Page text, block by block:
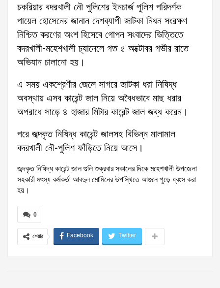
চকরিয়ার বদরখালী নৌ পুলিশের ইনচার্জ পুলিশ পরিদর্শক
পায়েল হোসেনের জানান দেশব্যাপী জাটকা নিধন সংরক্ষণ
নিশ্চিত করণের অংশ হিসেবে গোপন সংবাদের ভিত্তিতে
বদরখালী-মহেশখালী চ্যানেলে গত ৫ অক্টোবর গভীর রাতে
অভিযান চালানো হয়।
এ সময় একশ্রেণীর জেলে সাগরে জাটকা ধরা নিষিদ্ধ
অবস্থায় এসব কারেন্ট জাল নিয়ে অবৈধভাবে মাছ ধরার
অপরাধে সাড়ে ৪ হাজার মিটার কারেন্ট জাল জব্ধ করেন।
পরে জব্দকৃত নিষিদ্ধ কারেন্ট জালসহ বিভিন্ন মালামাল
বদরখালী নৌ-পুলিশ ফাঁড়িতে নিয়ে আসে।
জব্দকৃত নিষিদ্ধ কারেন্ট জাল গুলি শুক্রবার সকালের দিকে মহেশখালী উপজেলা
সহকারী মৎস্য কর্মকর্তা আবদুল মোমিনের উপস্থিতে আগুনে পুড়ে ধ্বংস করা
হয়।
0
শেয়ার Facebook Twitter